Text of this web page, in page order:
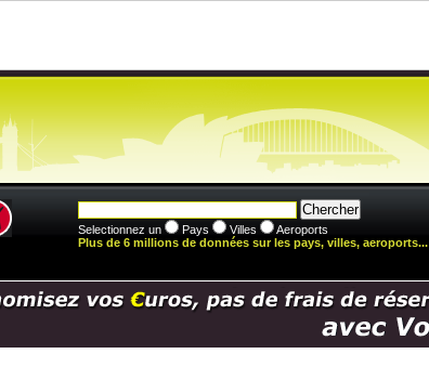
Selectionnez un Pays Villes
Aeroports
Plus de 6 millions de données sur les pays, villes, aeroports...